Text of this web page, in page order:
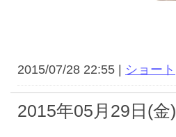
2015/07/28 22:55 | ショート
2015年05月29日(金)